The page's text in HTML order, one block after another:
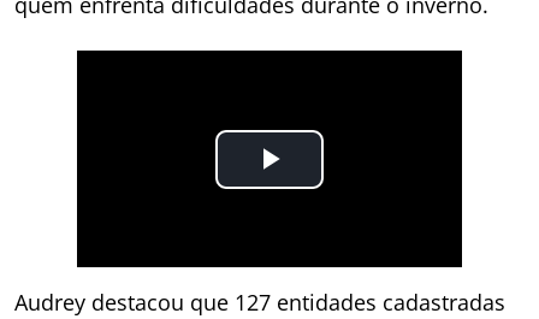
Audrey destacou que 127 entidades cadastradas